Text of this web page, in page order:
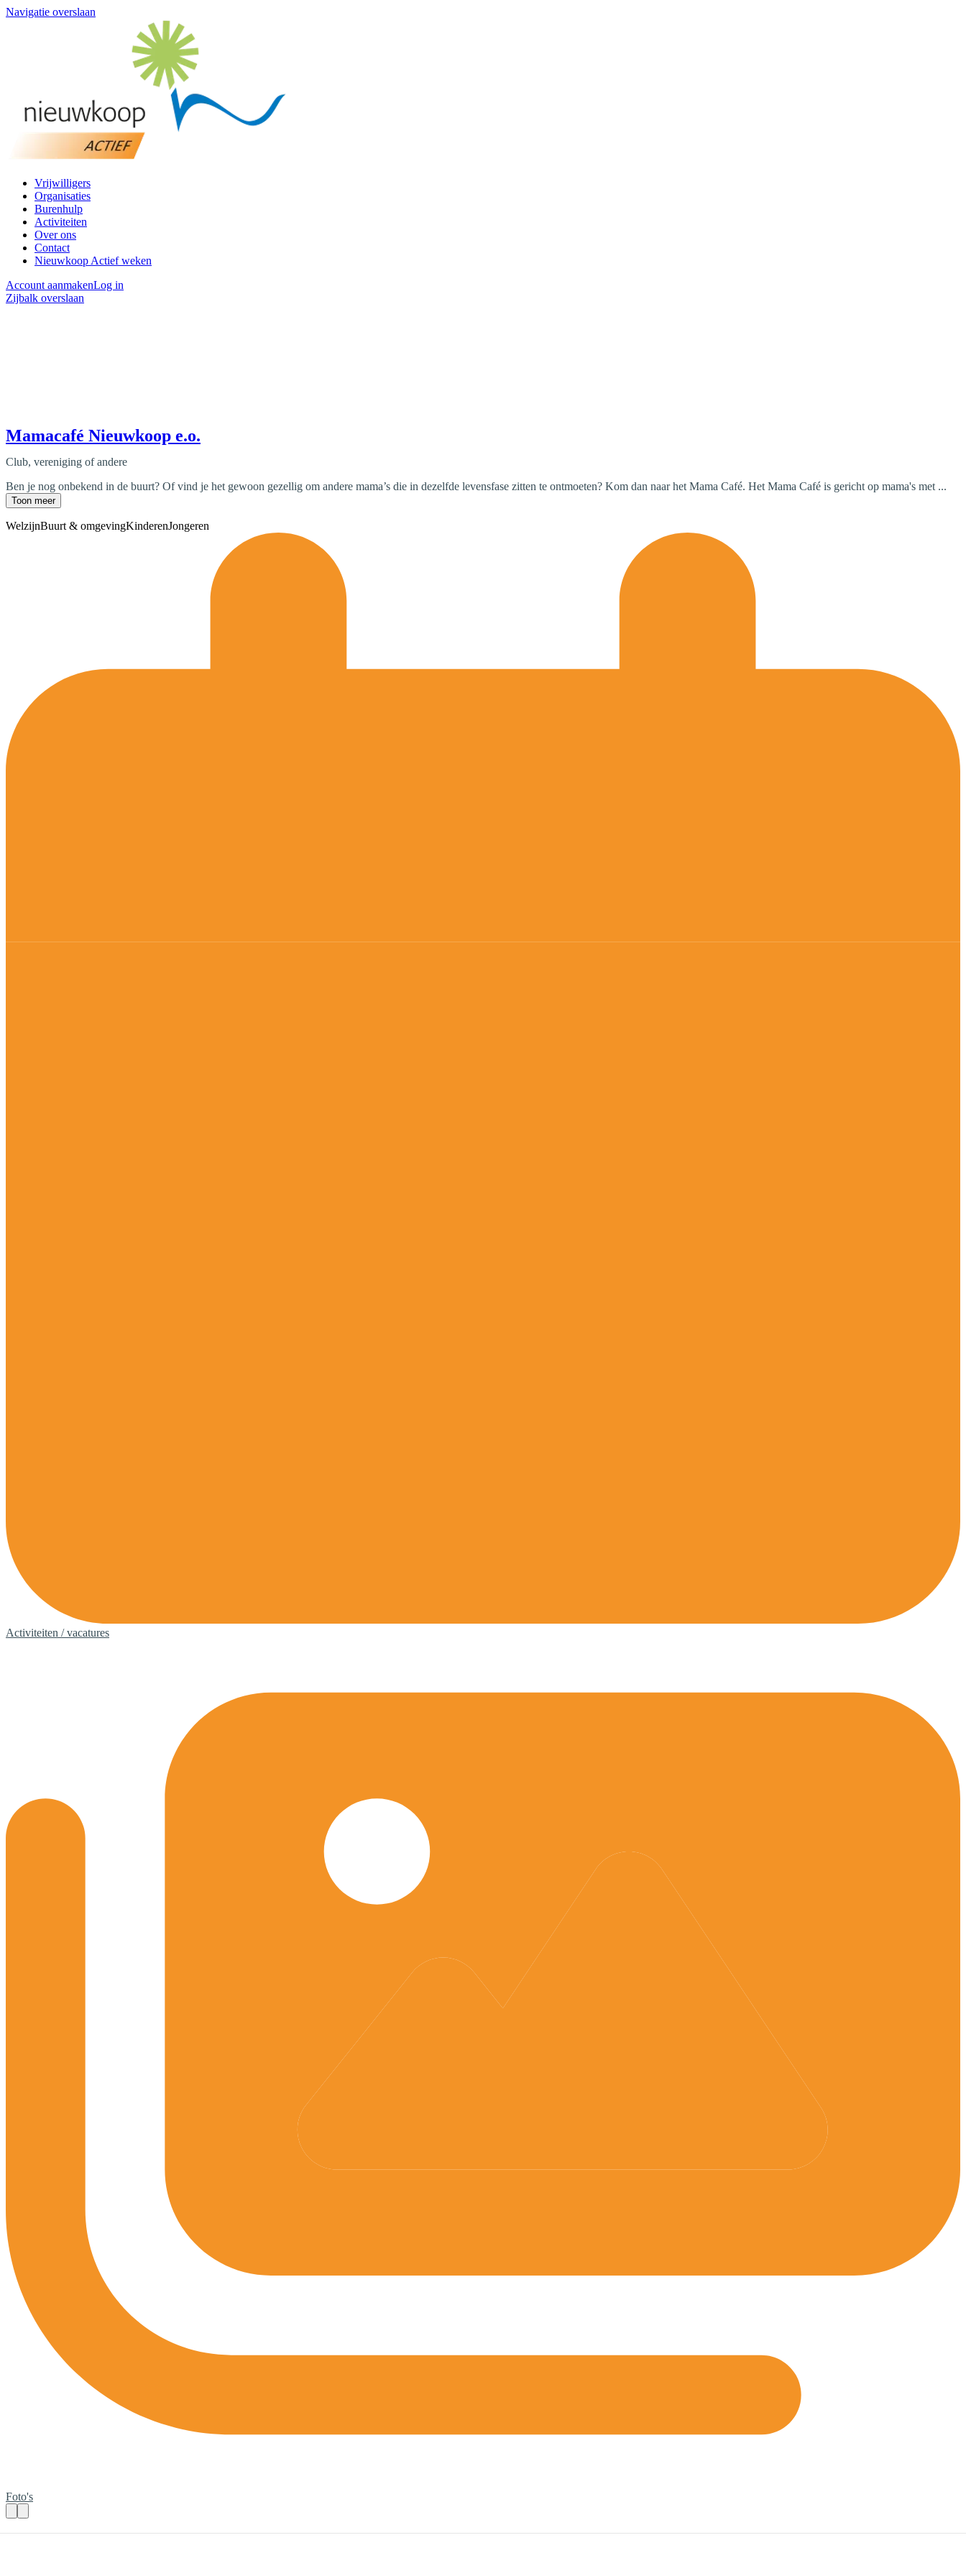
Navigatie overslaan
Vrijwilligers
Organisaties
Burenhulp
Activiteiten
Over ons
Contact
Nieuwkoop Actief weken
Account aanmakenLog in
Zijbalk overslaan
Mamacafé Nieuwkoop e.o.
Club, vereniging of andere
Ben je nog onbekend in de buurt? Of vind je het gewoon gezellig om andere mama’s die in dezelfde levensfase zitten te ontmoeten? Kom dan naar het Mama Café. Het Mama Café is gericht op mama's met ...
Toon meer
WelzijnBuurt & omgevingKinderenJongeren
Activiteiten / vacatures
Foto's